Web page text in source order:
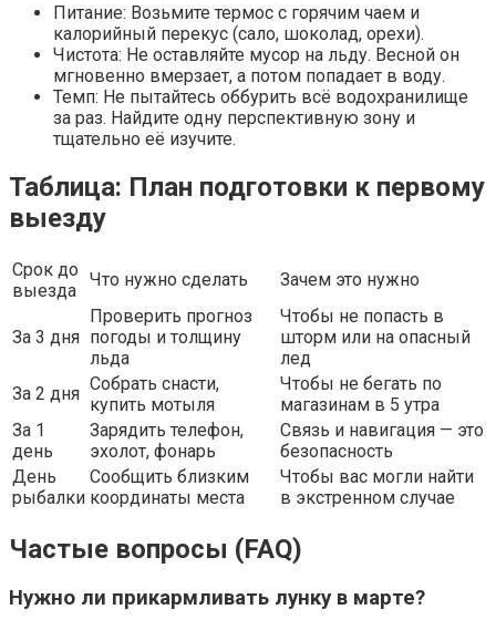
Питание: Возьмите термос с горячим чаем и
калорийный перекус (сало, шоколад, орехи).
Чистота: Не оставляйте мусор на льду. Весной он
мгновенно вмерзает, а потом попадает в воду.
Темп: Не пытайтесь оббурить всё водохранилище
за раз. Найдите одну перспективную зону и
тщательно её изучите.
Таблица: План подготовки к первому
выезду
Срок до
выезда
Что нужно сделать Зачем это нужно
За 3 дня
Проверить прогноз
погоды и толщину
льда
Чтобы не попасть в
шторм или на опасный
лед
За 2 дня Собрать снасти,
купить мотыля
Чтобы не бегать по
магазинам в 5 утра
За 1
день
Зарядить телефон,
эхолот, фонарь
Связь и навигация — это
безопасность
День
рыбалки
Сообщить близким
координаты места
Чтобы вас могли найти
в экстренном случае
Частые вопросы (FAQ)
Нужно ли прикармливать лунку в марте?